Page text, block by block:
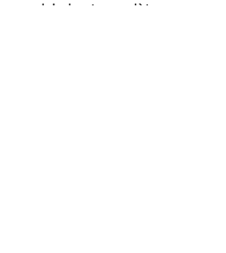
globale et complète sur